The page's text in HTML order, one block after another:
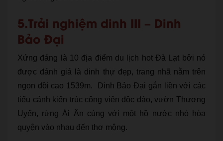
5.Trải nghiệm dinh III – Dinh
Bảo Đại
Xứng đáng là 10 địa điểm du lịch hot Đà Lạt bởi nó
được đánh giá là dinh thự đẹp, trang nhã nằm trên
ngọn đồi cao 1539m. Dinh Bảo Đại gắn liền với các
tiểu cảnh kiến trúc công viên độc đáo, vườn Thượng
Uyển, rừng Ái Ân cùng với một hồ nước nhỏ hòa
quyện vào nhau đến thơ mộng.